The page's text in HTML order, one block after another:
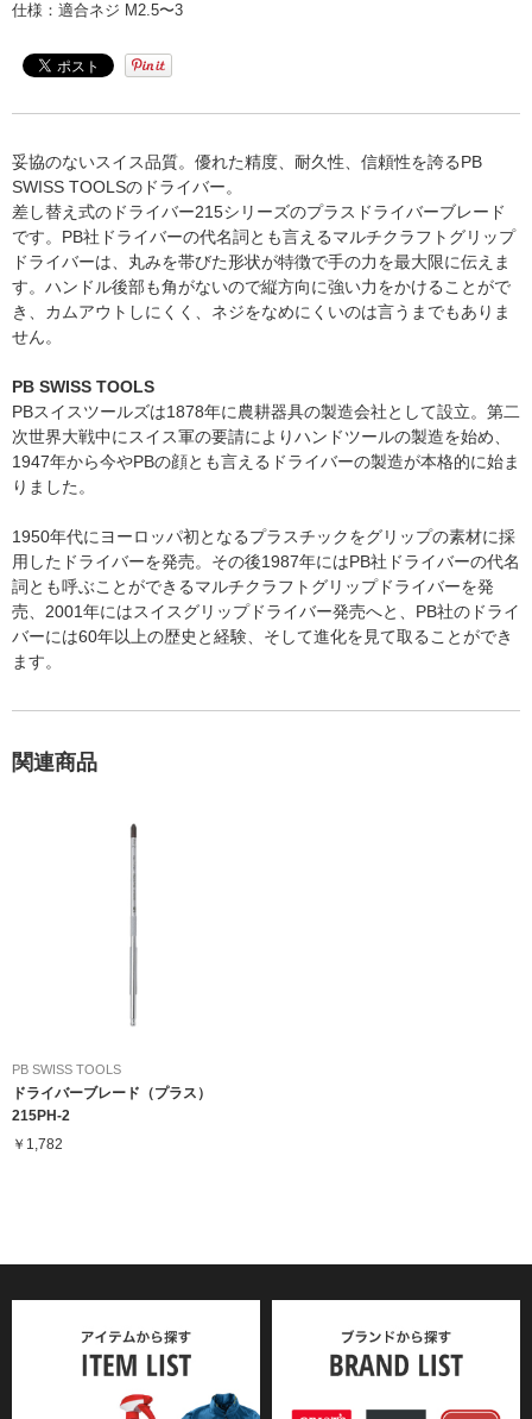
仕様： 適合ネジ M2.5〜3
妥協のないスイス品質。優れた精度、耐久性、信頼性を誇るPB
SWISS TOOLSのドライバー。
差し替え式のドライバー215シリーズのプラスドライバーブレード
です。PB社ドライバーの代名詞とも言えるマルチクラフトグリップ
ドライバーは、丸みを帯びた形状が特徴で手の力を最大限に伝えま
す。ハンドル後部も角がないので縦方向に強い力をかけることがで
き、カムアウトしにくく、ネジをなめにくいのは言うまでもありま
せん。
PB SWISS TOOLS
PBスイスツールズは1878年に農耕器具の製造会社として設立。第二
次世界大戦中にスイス軍の要請によりハンドツールの製造を始め、
1947年から今やPBの顔とも言えるドライバーの製造が本格的に始ま
りました。
1950年代にヨーロッパ初となるプラスチックをグリップの素材に採
用したドライバーを発売。その後1987年にはPB社ドライバーの代名
詞とも呼ぶことができるマルチクラフトグリップドライバーを発
売、2001年にはスイスグリップドライバー発売へと、PB社のドライ
バーには60年以上の歴史と経験、そして進化を見て取ることができ
ます。
関連商品
PB SWISS TOOLS
ドライバーブレード（プラス）
215PH-2
￥1,782